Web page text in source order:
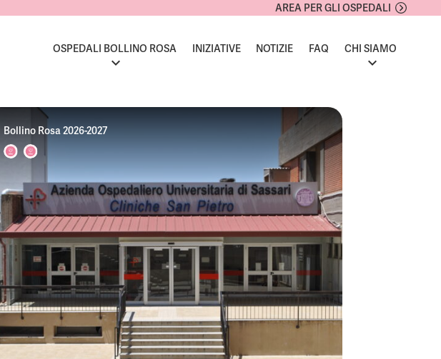
AREA PER GLI OSPEDALI
OSPEDALI BOLLINO ROSA INIZIATIVE NOTIZIE FAQ CHI SIAMO
Bollino Rosa 2026-2027